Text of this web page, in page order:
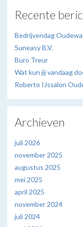
Recente
Bedrijvendag
Suneasy B.V.
Buro Treur
Wat kun jij vandaag
Roberto IJssalon
Archieven
juli 2026
november 2025
augustus 2025
mei 2025
april 2025
november 2024
juli 2024